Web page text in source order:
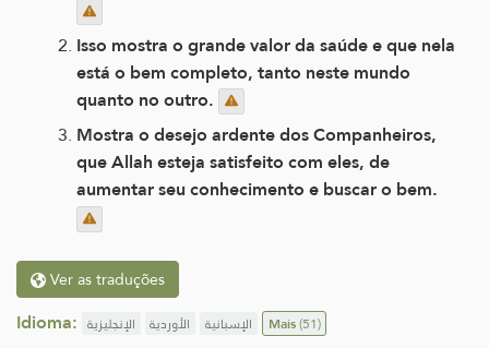
Isso mostra o grande valor da saúde e que nela
está o bem completo, tanto neste mundo
quanto no outro.
Mostra o desejo ardente dos Companheiros,
que Allah esteja satisfeito com eles, de
aumentar seu conhecimento e buscar o bem.
Ver as traduções
Idioma: الإنجليزية الأوردية الإسبانية Mais(51)